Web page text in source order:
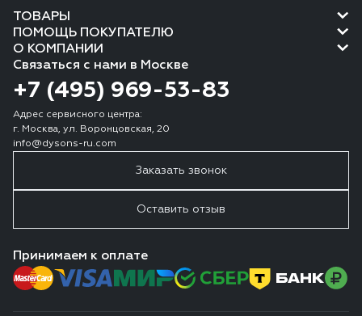
ТОВАРЫ
ПОМОЩЬ ПОКУПАТЕЛЮ
О КОМПАНИИ
Связаться с нами в Москве
+7 (495) 969-53-83
Адрес сервисного центра:
г. Москва, ул. Воронцовская, 20
info@dysons-ru.com
Заказать звонок
Оставить отзыв
Принимаем к оплате